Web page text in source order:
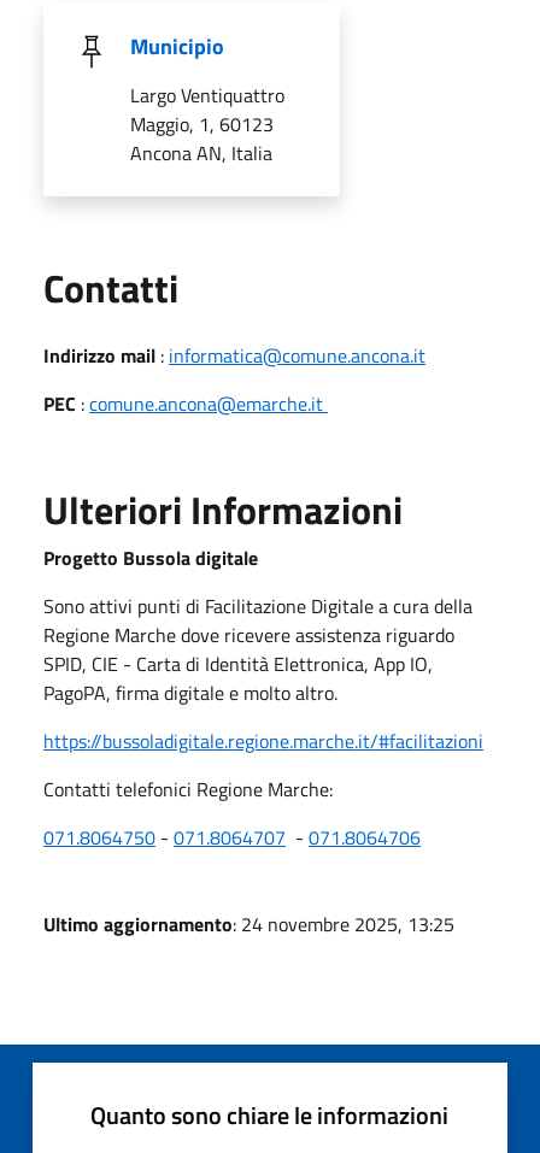
Municipio
Largo Ventiquattro
Maggio, 1, 60123
Ancona AN, Italia
Contatti
Indirizzo mail : informatica@comune.ancona.it
PEC :comune.ancona@emarche.it
Ulteriori Informazioni
Progetto Bussola digitale
Sono attivi punti di Facilitazione Digitale a cura della
Regione Marche dove ricevere assistenza riguardo
SPID, CIE - Carta di Identità Elettronica, App IO,
PagoPA, firma digitale e molto altro.
https://bussoladigitale.regione.marche.it/#facilitazioni
Contatti telefonici Regione Marche:
071.8064750 - 071.8064707 - 071.8064706
Ultimo aggiornamento: 24 novembre 2025, 13:25
Quanto sono chiare le informazioni